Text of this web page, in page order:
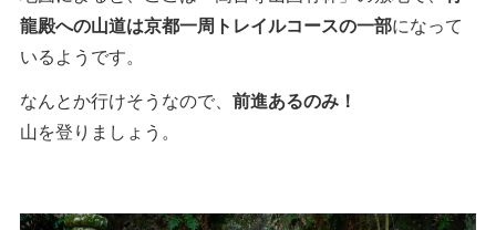
龍殿への山道は京都一周トレイルコースの一部になって
いるようです。
なんとか行けそうなので、 前進あるのみ！
山を登りましょう。